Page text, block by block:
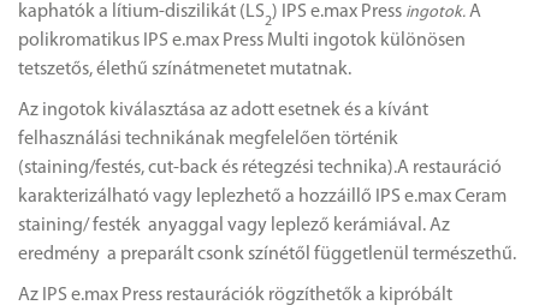
kaphatók a lítium-diszilikát (LS
2
) IPS e.max Press ingotok. A
polikromatikus IPS e.max Press Multi ingotok különösen
tetszetős, élethű színátmenetet mutatnak.
Az ingotok kiválasztása az adott esetnek és a kívánt
felhasználási technikának megfelelően történik
(staining/festés, cut-back és rétegzési technika).A restauráció
karakterizálható vagy leplezhető a hozzáillő IPS e.max Ceram
staining/ festék anyaggal vagy leplező kerámiával. Az
eredmény a preparált csonk színétől függetlenül természethű.
Az IPS e.max Press restaurációk rögzíthetők a kipróbált